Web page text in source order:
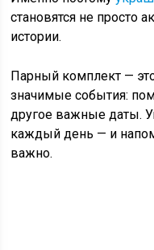
становятся не просто
истории.
Парный комплект —
значимые события:
другое важные даты.
каждый день — и
важно.